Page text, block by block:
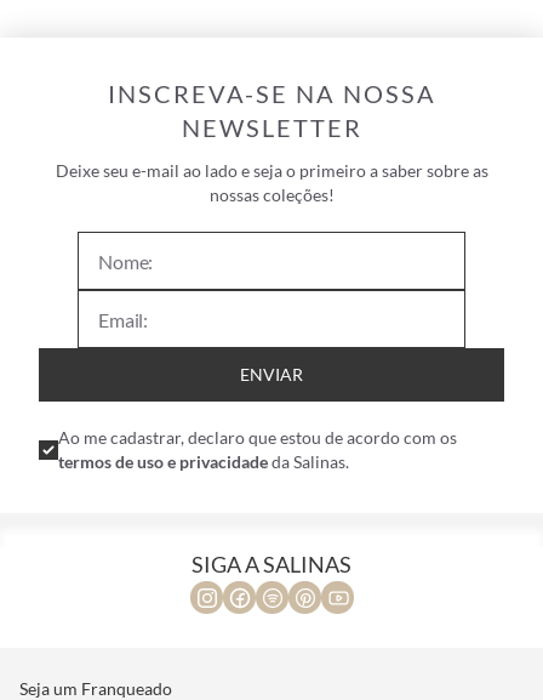
INSCREVA-SE NA NOSSA
NEWSLETTER
Deixe seu e-mail ao lado e seja o primeiro a saber sobre as
nossas coleções!
ENVIAR
Ao me cadastrar, declaro que estou de acordo com os
termos de uso e privacidadeda Salinas.
SIGA A SALINAS
Seja um Franqueado